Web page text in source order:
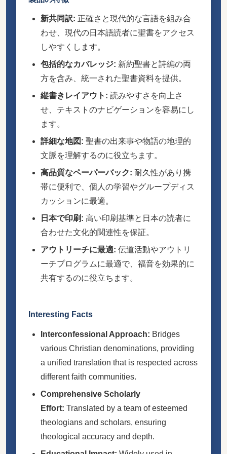
新共同訳: 正確さと現代的な言語を組み合
わせ、現代の日本語読者に聖書をアクセス
しやすくします。
包括的なカバレッジ: 新約聖書と詩編の両
方を含み、統一された聖書資料を提供。
縦書きレイアウト: 読みやすさを向上さ
せ、テキストのナビゲーションを容易にし
ます。
詳細な地図: 聖書の出来事や物語の地理的
文脈を理解するのに役立ちます。
高品質なペーパーバック: 耐久性があり携
帯に便利で、個人の学習やグループディス
カッションに最適。
日本で印刷: 高い印刷基準と日本の読者に
合わせた文化的関連性を保証。
アウトリーチに最適: 伝道活動やアウトリ
ーチプログラムに最適で、福音を効果的に
共有するのに役立ちます。
Interesting Facts
Interconfessional Approach: Bridges
various Christian denominations, providing
a unified translation that is respected across
different faith communities.
Comprehensive Scholarly
Effort: Translated by a team of esteemed
theologians and scholars, ensuring
theological accuracy and depth.